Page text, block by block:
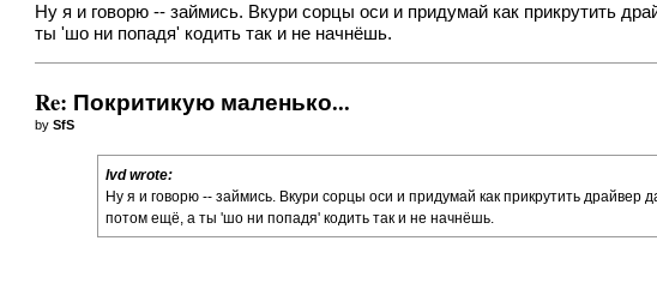
Ну я и говорю -- займись. Вкури сорцы оси и придумай как прикрутить
ты 'шо ни попадя' кодить так и не начнёшь.
Re: Покритикую маленько...
bySfS
lvd wrote:
Ну я и говорю -- займись. Вкури сорцы оси и придумай как прикрутить
потом ещё, а ты 'шо ни попадя' кодить так и не начнёшь.